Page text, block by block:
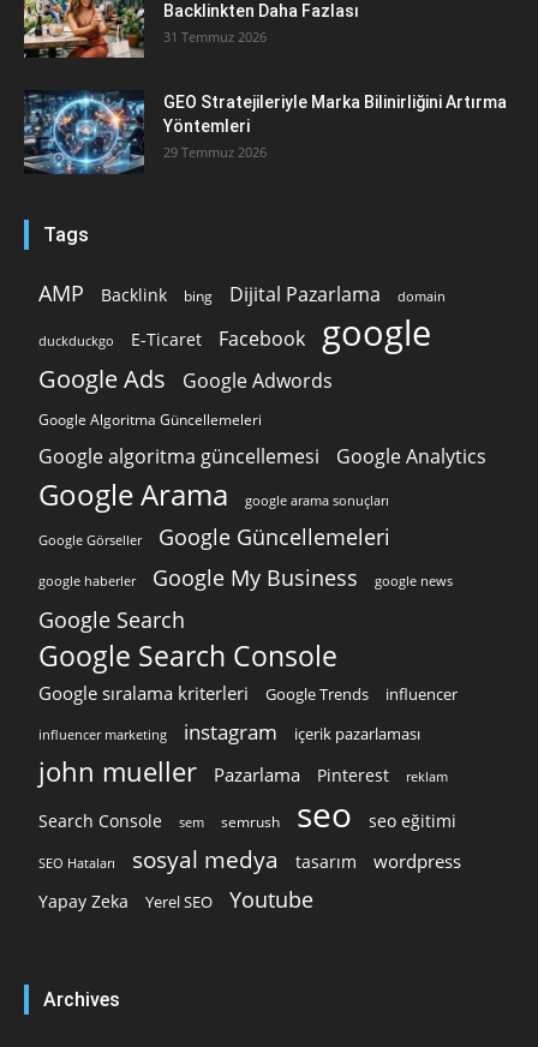
Backlinkten Daha Fazlası
31 Temmuz 2026
GEO Stratejileriyle Marka Bilinirliğini Artırma
Yöntemleri
29 Temmuz 2026
Tags
AMP Backlink bing Dijital Pazarlama domain
duckduckgo E-Ticaret Facebook google
Google Ads Google Adwords
Google Algoritma Güncellemeleri
Google algoritma güncellemesi Google Analytics
Google Arama google arama sonuçları
Google Görseller Google Güncellemeleri
google haberler Google My Business google news
Google Search
Google Search Console
Google sıralama kriterleri Google Trends influencer
influencer marketing instagram içerik pazarlaması
john mueller Pazarlama Pinterest reklam
Search Console sem semrush seo seo eğitimi
SEO Hataları sosyal medya tasarım wordpress
Yapay Zeka Yerel SEO Youtube
Archives